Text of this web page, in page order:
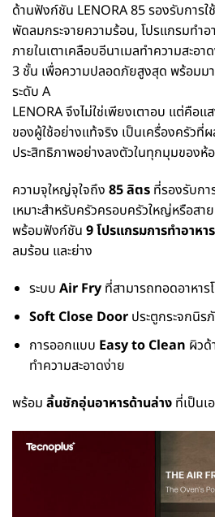
ด้านฟังก์ชัน LENORA 85 รองรับการ
พัดลมกระจายความร้อน, โปรแกรมทำอ
ภายในเตาเคลือบอีนาเมลทำความสะอ
3 ชั้น เพื่อความปลอดภัยสูงสุด พร้อมม
ระดับ A
LENORA จึงไม่ใช่เพียงเตาอบ แต่คือ
ของผู้ใช้อย่างแท้จริง เป็นเครื่องครัวที่
ประสิทธิภาพอย่างลงตัวในทุกมุมของห้
ความจุใหญ่จุใจถึง 85 ลิตร ที่รองรับกา
เหมาะสำหรับครัวครอบครัวใหญ่หรือสา
พร้อมฟังก์ชัน 9 โปรแกรมการทำอาหาร
ลมร้อน และย่าง
ระบบ Air Fry ที่สามารถทอดอาหาร
Soft Close Door ประตูกระจกนิ
การออกแบบ Easy to Clean ผิวด้
ทำความสะอาดง่าย
พร้อม ลิ้นชักอุ่นอาหารด้านล่าง ที่เป็น